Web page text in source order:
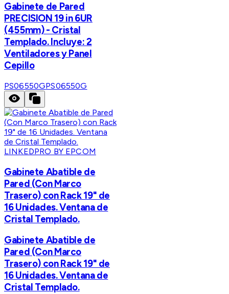
Gabinete de Pared
PRECISION 19 in 6UR
(455mm) - Cristal
Templado. Incluye: 2
Ventiladores y Panel
Cepillo
PS06550GPS06550G
LINKEDPRO BY EPCOM
Gabinete Abatible de
Pared (Con Marco
Trasero) con Rack 19" de
16 Unidades. Ventana de
Cristal Templado.
Gabinete Abatible de
Pared (Con Marco
Trasero) con Rack 19" de
16 Unidades. Ventana de
Cristal Templado.